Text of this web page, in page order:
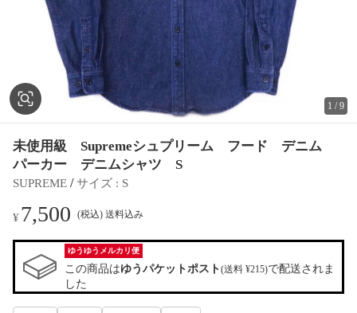
1 /9
未使用級 Supremeシュプリーム フード デニム
パーカー デニムシャツ S
SUPREME / サイズ : S
¥7,500 (税込) 送料込み
ゆうゆうメルカリ便
この商品はゆうパケットポスト(送料 ¥215)で配送されま
した